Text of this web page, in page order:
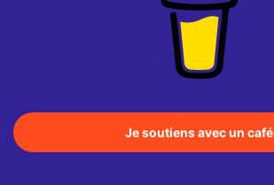
Je soutiens avec un café